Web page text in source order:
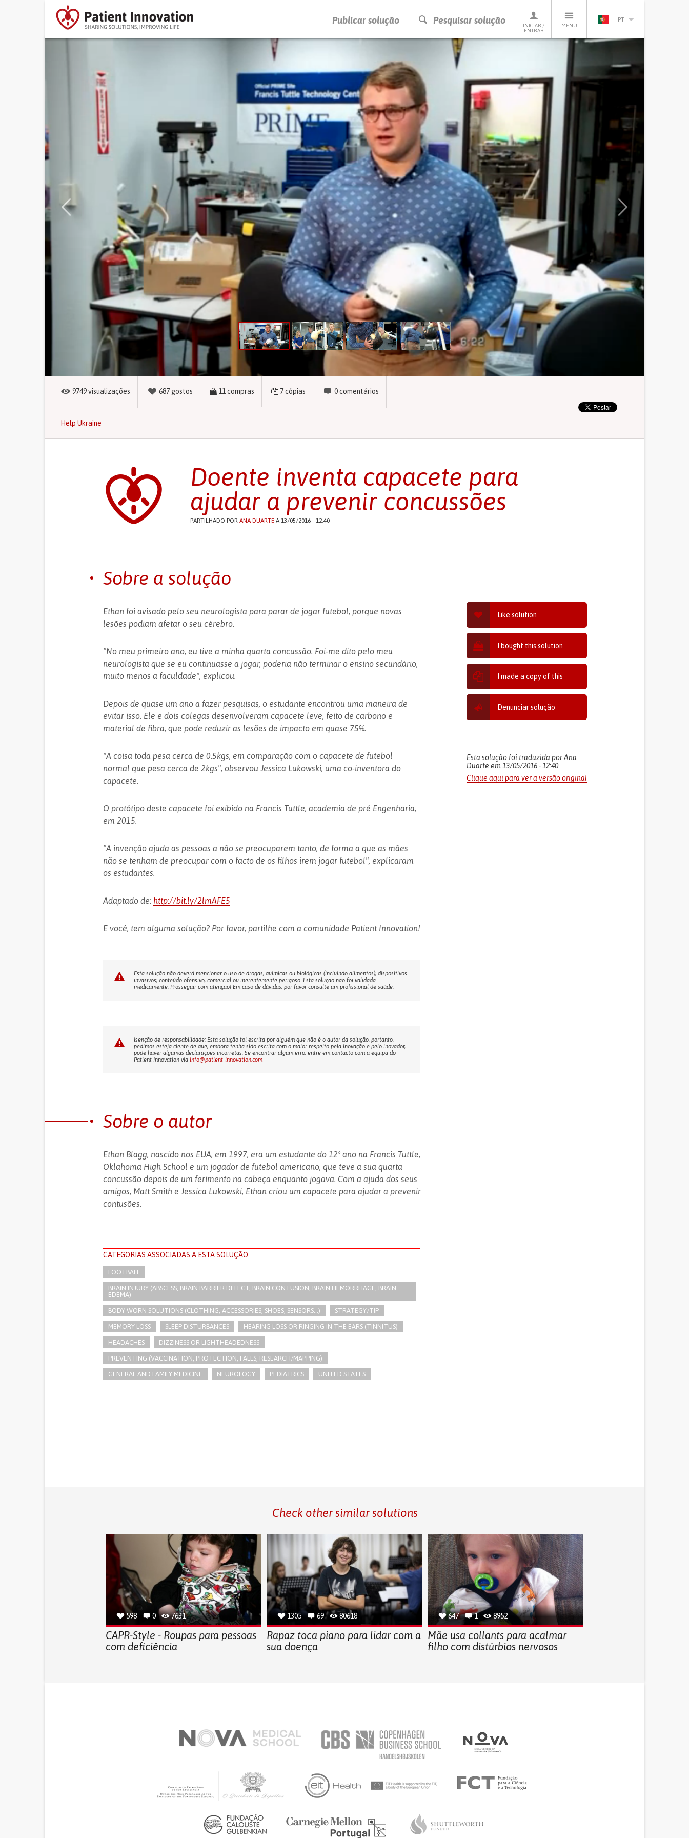
Publicar solução Pesquisar solução
INICIAR /
ENTRAR
MENU
PT
PRESSIONE ENTER PARA PESQUISAR
9749visualizações 687gostos 11 compras 7cópias 0comentários
Help Ukraine
Doente inventa capacete para
ajudar a prevenir concussões
PARTILHADO POR ANA DUARTEA 13/05/2016 - 12:40
Like solution
I bought this solution
I made a copy of this
Denunciar solução
Esta solução foi traduzida por Ana
Duarte em 13/05/2016 - 12:40
Clique aqui para ver a versão original
Sobre a solução
Ethan foi avisado pelo seu neurologista para parar de jogar futebol, porque novas
lesões podiam afetar o seu cérebro.
"No meu primeiro ano, eu tive a minha quarta concussão. Foi-me dito pelo meu
neurologista que se eu continuasse a jogar, poderia não terminar o ensino secundário,
muito menos a faculdade", explicou.
Depois de quase um ano a fazer pesquisas, o estudante encontrou uma maneira de
evitar isso. Ele e dois colegas desenvolveram capacete leve, feito de carbono e
material de fibra, que pode reduzir as lesões de impacto em quase 75%.
"A coisa toda pesa cerca de 0.5kgs, em comparação com o capacete de futebol
normal que pesa cerca de 2kgs", observou Jessica Lukowski, uma co-inventora do
capacete.
O protótipo deste capacete foi exibido na Francis Tuttle, academia de pré Engenharia,
em 2015.
"A invenção ajuda as pessoas a não se preocuparem tanto, de forma a que as mães
não se tenham de preocupar com o facto de os filhos irem jogar futebol", explicaram
os estudantes.
Adaptado de: http://bit.ly/2lmAFE5
E você, tem alguma solução? Por favor, partilhe com a comunidade Patient Innovation!
Esta solução não deverá mencionar o uso de drogas, químicas ou biológicas (incluíndo alimentos); dispositivos
invasivos; conteúdo ofensivo, comercial ou inerentemente perigoso. Esta solução não foi validada
medicamente. Prosseguir com atenção! Em caso de dúvidas, por favor consulte um profissional de saúde.
Isenção de responsabilidade: Esta solução foi escrita por alguém que não é o autor da solução, portanto,
pedimos esteja ciente de que, embora tenha sido escrita com o maior respeito pela inovação e pelo inovador,
pode haver algumas declarações incorretas. Se encontrar algum erro, entre em contacto com a equipa do
Patient Innovation via info@patient-innovation.com
Sobre o autor
Ethan Blagg, nascido nos EUA, em 1997, era um estudante do 12º ano na Francis Tuttle,
Oklahoma High School e um jogador de futebol americano, que teve a sua quarta
concussão depois de um ferimento na cabeça enquanto jogava. Com a ajuda dos seus
amigos, Matt Smith e Jessica Lukowski, Ethan criou um capacete para ajudar a prevenir
contusões.
CATEGORIAS ASSOCIADAS A ESTA SOLUÇÃO
FOOTBALL
BRAIN INJURY (ABSCESS, BRAIN BARRIER DEFECT, BRAIN CONTUSION, BRAIN HEMORRHAGE, BRAIN
EDEMA)
BODY-WORN SOLUTIONS (CLOTHING, ACCESSORIES, SHOES, SENSORS...) STRATEGY/TIP​
MEMORY LOSS SLEEP DISTURBANCES HEARING LOSS OR RINGING IN THE EARS (TINNITUS)
HEADACHES DIZZINESS OR LIGHTHEADEDNESS
PREVENTING (VACCINATION, PROTECTION, FALLS, RESEARCH/MAPPING)
GENERAL AND FAMILY MEDICINE NEUROLOGY PEDIATRICS UNITED STATES
Check other similar solutions
598 0 7631
CAPR-Style - Roupas para pessoas
com deficiência
1305 69 80618
Rapaz toca piano para lidar com a
sua doença
647 1 8952
Mãe usa collants para acalmar
filho com distúrbios nervosos